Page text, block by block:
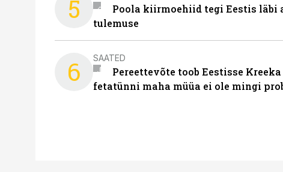
5
Poola kiirmoehiid tegi Eestis läbi
tulemuse
6 SAATED
Pereettevõte toob Eestisse
fetatünni maha müüa ei ole mingi